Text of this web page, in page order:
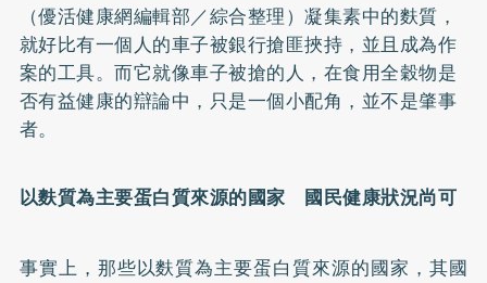
（優活健康網編輯部／綜合整理）凝集素中的麩質，
就好比有一個人的車子被銀行搶匪挾持，並且成為作
案的工具。而它就像車子被搶的人，在食用全穀物是
否有益健康的辯論中，只是一個小配角，並不是肇事
者。
以麩質為主要蛋白質來源的國家 國民健康狀況尚可
事實上，那些以麩質為主要蛋白質來源的國家，其國